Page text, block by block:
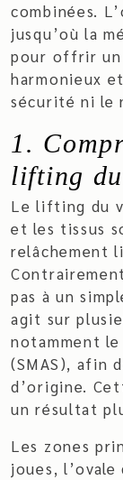
combinées.
jusqu’où la
pour offrir un
harmonieux
sécurité ni le
1.
lifting
Le lifting du
et les tissus
relâchement
pas à un
agit sur
notamment
(SMAS), afin
d’origine.
un résultat
Les zones
joues,